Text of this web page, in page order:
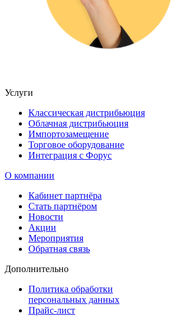
Услуги
Классическая дистрибьюция
Облачная дистрибьюция
Импортозамещение
Торговое оборудование
Интеграция с Форус
О компании
Кабинет партнёра
Стать партнёром
Новости
Акции
Мероприятия
Обратная связь
Дополнительно
Политика обработки
персональных данных
Прайс-лист